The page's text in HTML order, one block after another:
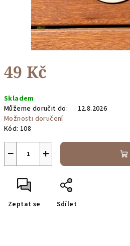
49 Kč
cena:
Skladem
Můžeme doručit do:
12.8.2026
Možnosti doručení
Kód: 108
+
−
Zeptat se Sdílet